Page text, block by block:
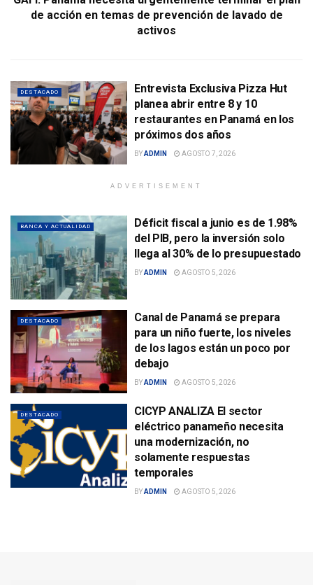
de acción en temas de prevención de lavado de
activos
DESTACADO
Entrevista Exclusiva Pizza Hut
planea abrir entre 8 y 10
restaurantes en Panamá en los
próximos dos años
BYADMIN AGOSTO 7, 2026
ADVERTISEMENT
BANCA Y ACTUALIDAD
Déficit fiscal a junio es de 1.98%
del PIB, pero la inversión solo
llega al 30% de lo presupuestado
BYADMIN AGOSTO 5, 2026
DESTACADO
Canal de Panamá se prepara
para un niño fuerte, los niveles
de los lagos están un poco por
debajo
BYADMIN AGOSTO 5, 2026
DESTACADO
CICYP ANALIZA El sector
eléctrico panameño necesita
una modernización, no
solamente respuestas
temporales
BYADMIN AGOSTO 5, 2026